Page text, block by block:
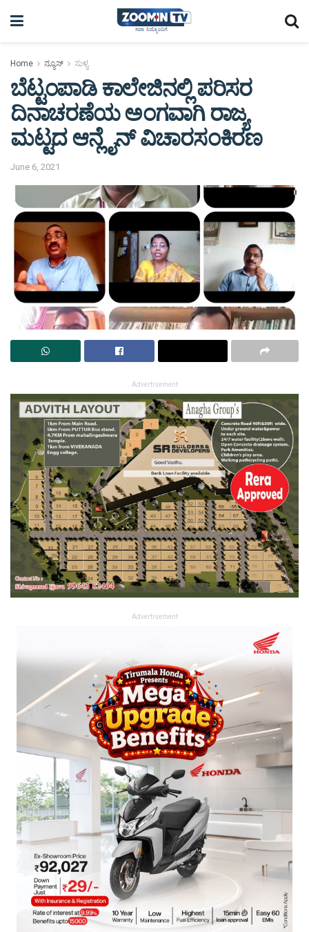
Home ನ್ಯೂಸ್ ಸುಳ್ಯ
ಬೆಟ್ಟಂಪಾಡಿ ಕಾಲೇಜಿನಲ್ಲಿ ಪರಿಸರ
ದಿನಾಚರಣೆಯ ಅಂಗವಾಗಿ ರಾಜ್ಯ
ಮಟ್ಟದ ಆನ್ಲೈನ್ ವಿಚಾರಸಂಕಿರಣ
June 6, 2021
Advertisement
Advertisement